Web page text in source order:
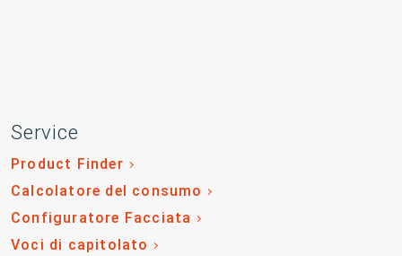
Service
Product Finder
Calcolatore del consumo
Configuratore Facciata
Voci di capitolato